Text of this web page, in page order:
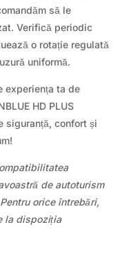
să le
Verifică periodic
o rotație regulată
uniformă.
experiența ta de
HD PLUS
siguranță, confort și
de autoturism
orice întrebări,
la dispoziția